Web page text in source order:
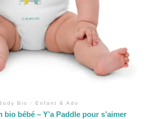
Body Bio / Enfant & Ado
bio bébé – Y’a Paddle pour s’aimer